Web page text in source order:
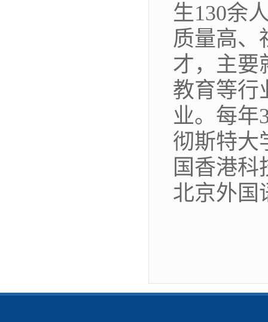
生130余
质量高、
才，主要
教育等行
业。每年
彻斯特大
国香港
北京外国